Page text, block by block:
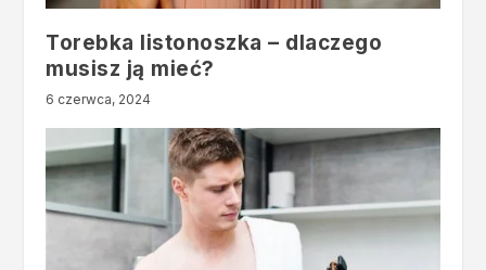
Torebka listonoszka – dlaczego
musisz ją mieć?
6 czerwca, 2024